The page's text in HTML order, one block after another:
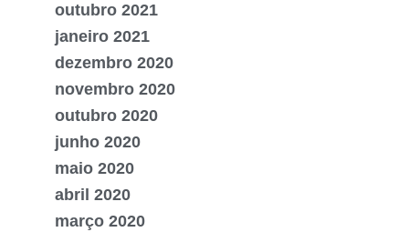
outubro 2021
janeiro 2021
dezembro 2020
novembro 2020
outubro 2020
junho 2020
maio 2020
abril 2020
março 2020